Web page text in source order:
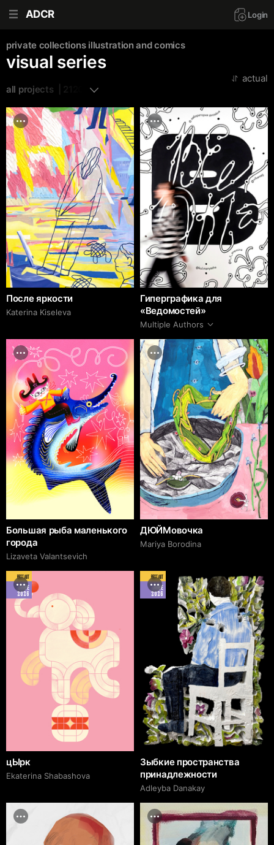
ADCR Login
private collections illustration and comics
visual series
all projects  | 2120
actual
После яркости
Katerina Kiseleva
Гиперграфика для
«Ведомостей»
Multiple Authors
Большая рыба маленького
города
Lizaveta Valantsevich
ДЮЙМовочка
Mariya Borodina
BEST ART
JUNE
2026
цЫрк
Ekaterina Shabashova
BEST ART
JUNE
2026
Зыбкие пространства
принадлежности
Adleyba Danakay